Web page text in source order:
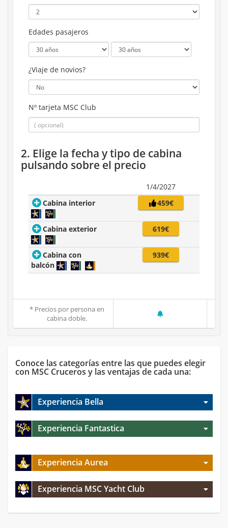
Edades pasajeros
¿Viaje de novios?
Nº tarjeta MSC Club
2. Elige la fecha y tipo de cabina
pulsando sobre el precio
1/4/2027
Cabina interior
459€
Cabina exterior 619€
Cabina con
balcón
939€
* Precios por persona en
cabina doble.
Conoce las categorías entre las que puedes elegir
con MSC Cruceros y las ventajas de cada una:
Experiencia Bella
Experiencia Fantastica
Experiencia Aurea
Experiencia MSC Yacht Club